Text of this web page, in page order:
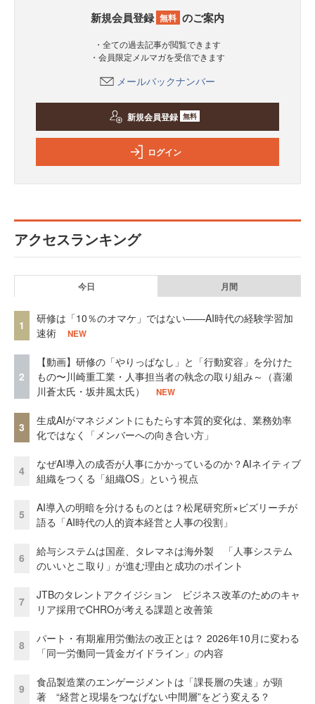
新規会員登録 無料 のご案内
・全ての過去記事が閲覧できます
・会員限定メルマガを受信できます
メールバックナンバー
新規会員登録 無料
ログイン
アクセスランキング
今日 月間
1
研修は「10％のオマケ」ではない——AI時代の経験学習加
速術
NEW
2
【動画】研修の「やりっぱなし」と「行動変容」を分けた
もの〜川崎重工業・人事担当者の執念の取り組み～（喜瀬
川蒼太氏・坂井風太氏）
NEW
3
生成AIがマネジメントにもたらす本質的変化は、業務効率
化ではなく「メンバーへの向き合い方」
4
なぜAI導入の成否が人事にかかっているのか？AIネイティブ
組織をつくる「組織OS」という視点
5
AI導入の明暗を分けるものとは？松尾研究所×ビズリーチが
語る「AI時代の人的資本経営と人事の役割」
6
給与システムは国産、タレマネは海外製 「人事システム
のいいとこ取り」が進む理由と成功のポイント
7
JTBのタレントアクイジション ビジネス改革のためのキャ
リア採用でCHROが考える課題と改善策
8
パート・有期雇用労働法の改正とは？ 2026年10月に変わる
「同一労働同一賃金ガイドライン」の内容
9
食品製造業のエンゲージメントは「課長層の失速」が顕
著 “経営と現場をつなげない中間層”をどう変える？